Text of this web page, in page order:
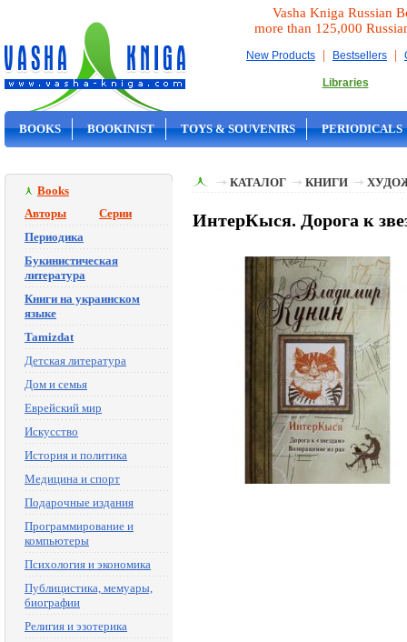
Vasha Kniga Russian
more than 125,000
New Products | Bestsellers |
Libraries
BOOKS BOOKINIST TOYS & SOUVENIRS PERIODICALS
Books
Авторы
Серии
Периодика
Букинистическая
литература
Книги на украинском
языке
Tamizdat
Детская литература
Дом и семья
Еврейский мир
Искусство
История и политика
Медицина и спорт
Подарочные издания
Программирование и
компьютеры
Психология и экономика
Публицистика, мемуары,
биографии
Религия и эзотерика
КАТАЛОГ КНИГИ
ИнтерКыся. Дорога к